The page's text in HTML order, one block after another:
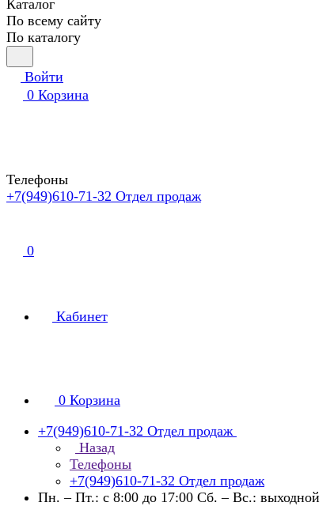
Каталог
По всему сайту
По каталогу
Войти
0 Корзина
Телефоны
+7(949)610-71-32 Отдел продаж
0
Кабинет
0 Корзина
+7(949)610-71-32 Отдел продаж
Назад
Телефоны
+7(949)610-71-32 Отдел продаж
Пн. – Пт.: с 8:00 до 17:00 Сб. – Вс.: выходной